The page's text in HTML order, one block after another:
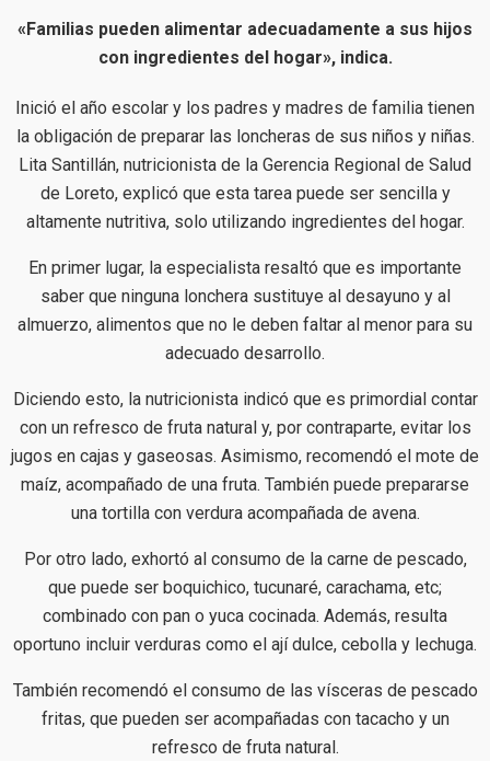
«Familias pueden alimentar adecuadamente a sus hijos
con ingredientes del hogar», indica.
Inició el año escolar y los padres y madres de familia tienen
la obligación de preparar las loncheras de sus niños y niñas.
Lita Santillán, nutricionista de la Gerencia Regional de Salud
de Loreto, explicó que esta tarea puede ser sencilla y
altamente nutritiva, solo utilizando ingredientes del hogar.
En primer lugar, la especialista resaltó que es importante
saber que ninguna lonchera sustituye al desayuno y al
almuerzo, alimentos que no le deben faltar al menor para su
adecuado desarrollo.
Diciendo esto, la nutricionista indicó que es primordial contar
con un refresco de fruta natural y, por contraparte, evitar los
jugos en cajas y gaseosas. Asimismo, recomendó el mote de
maíz, acompañado de una fruta. También puede prepararse
una tortilla con verdura acompañada de avena.
Por otro lado, exhortó al consumo de la carne de pescado,
que puede ser boquichico, tucunaré, carachama, etc;
combinado con pan o yuca cocinada. Además, resulta
oportuno incluir verduras como el ají dulce, cebolla y lechuga.
También recomendó el consumo de las vísceras de pescado
fritas, que pueden ser acompañadas con tacacho y un
refresco de fruta natural.